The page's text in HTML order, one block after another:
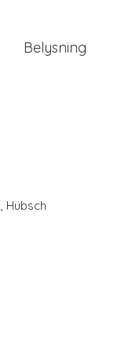
Belysning
, Hübsch